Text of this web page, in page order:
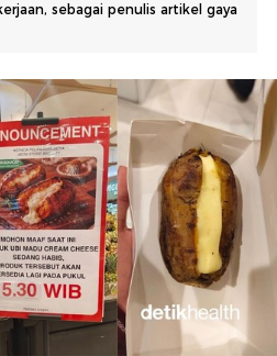
sebagai penulis artikel gaya